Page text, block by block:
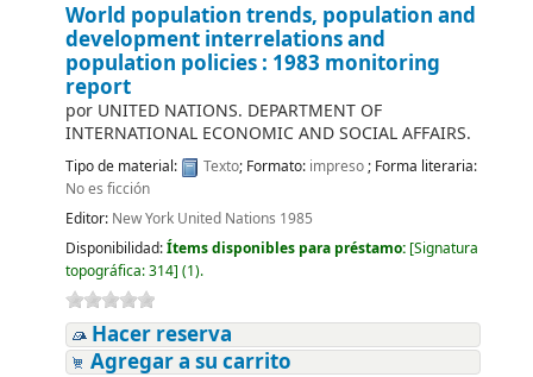
World population trends, population and
development interrelations and
population policies : 1983 monitoring
report
por UNITED NATIONS. DEPARTMENT OF
INTERNATIONAL ECONOMIC AND SOCIAL AFFAIRS.
Tipo de material: Texto; Formato: impreso; Forma literaria:
No es ficción
Editor: New York United Nations 1985
Disponibilidad:Ítems disponibles para préstamo: [Signatura
topográfica:314] (1).
Hacer reserva
Agregar a su carrito